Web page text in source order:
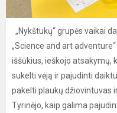
„Nykštukų“ grupės vaikai
„Science and art
iššūkius, ieškojo atsakymų,
sukelti vėją ir pajudinti
pakelti plaukų džiovintuvas
Tyrinėjo, kaip galima